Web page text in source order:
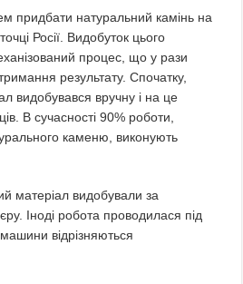
придбати натуральний камінь на
Росії. Видобуток цього
процес, що у рази
результату. Спочатку,
видобувався вручну і на це
В сучасності 90% роботи,
каменю, виконують
матеріал видобували за
Іноді робота проводилася під
відрізняються